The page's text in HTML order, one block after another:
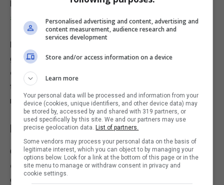
Leggi anche:
Montare il latte a casa alla perfezione
si può, ti svelo i trucchetti
La frittata la puoi capovolgere sia con la paletta,
gesto decido, oppurecopriamo la padella con un
coperchio
tenendo il manico ben fermo. Facciamo dei rapidi
movimenti avanti e indietro.
Ecco cosa fare per non sbagliare!
Quando dovrai girare la frittata tiene ben saldo il
coperchio, con l’altra mano solleviamo la padella e
capovolgiamo subito. Facciamo scivolare la frittata dal
Personalised advertising and content, advertising and
content measurement, audience research and
services development
Store and/or access information on a device
Learn more
Your personal data will be processed and information from your
device (cookies, unique identifiers, and other device data) may
be stored by, accessed by and shared with 319 partners, or
used specifically by this site. We and our partners may use
precise geolocation data.List of partners.
Some vendors may process your personal data on the basis of
legitimate interest, which you can object to by managing your
options below. Look for a link at the bottom of this page or in the
site menu to manage or withdraw consent in privacy and
cookie settings.